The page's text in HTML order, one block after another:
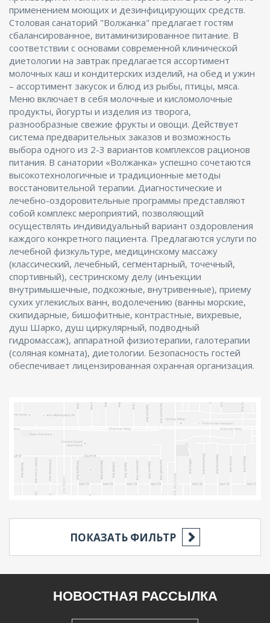
применением моющих и дезинфицирующих средств.
Столовая санаторий "Волжанка" предлагает гостям
сбалансированное, витаминизированное питание. В
соответствии с основами современной клинической
диетологии на завтрак предлагается ассортимент
молочных каш и кондитерских изделий, на обед и ужин
– ассортимент закусок и блюд из рыбы, птицы, мяса.
Меню включает в себя молочные и кисломолочные
продукты, йогурты и изделия из творога,
разнообразные свежие фрукты и овощи. Действует
система предварительных заказов и возможность
выбора одного из 2-3 вариантов комплексов рационов
питания. В санатории «Волжанка» успешно сочетаются
высокотехнологичные и традиционные методы
восстановительной терапии. Диагностические и
лечебно-оздоровительные программы представляют
собой комплекс мероприятий, позволяющий
осуществлять индивидуальный вариант оздоровления
каждого конкретного пациента. Предлагаются услуги по
лечебной физкультуре, медицинскому массажу
(классический, лечебный, сегментарный, точечный,
спортивный), сестринскому делу (инъекции
внутримышечные, подкожные, внутривенные), приему
сухих углекислых ванн, водолечению (ванны морские,
скипидарные, бишофитные, контрастные, вихревые,
душ Шарко, душ циркулярный, подводный
гидромассаж), аппаратной физиотерапии, галотерапии
(соляная комната), диетологии. Безопасность гостей
обеспечивает лицензированная охранная организация.
ПОКАЗАТЬ ФИЛЬТР
НОВОСТНАЯ РАССЫЛКА